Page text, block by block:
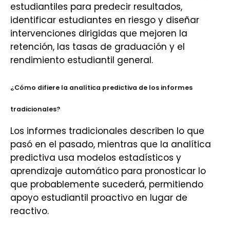
estudiantiles para predecir resultados,
identificar estudiantes en riesgo y diseñar
intervenciones dirigidas que mejoren la
retención, las tasas de graduación y el
rendimiento estudiantil general.
¿Cómo difiere la analítica predictiva de los informes
tradicionales?
Los informes tradicionales describen lo que
pasó en el pasado, mientras que la analítica
predictiva usa modelos estadísticos y
aprendizaje automático para pronosticar lo
que probablemente sucederá, permitiendo
apoyo estudiantil proactivo en lugar de
reactivo.